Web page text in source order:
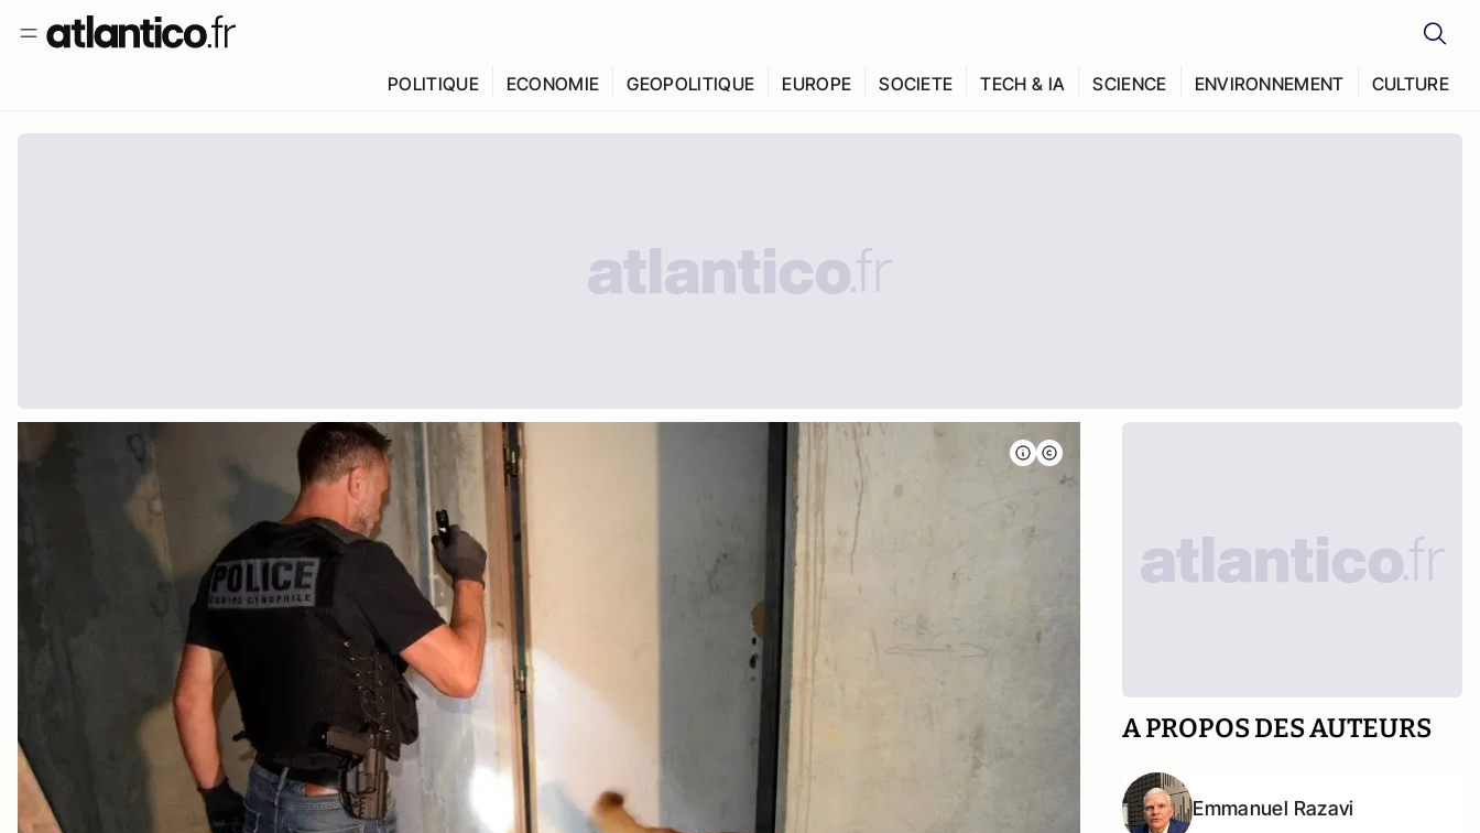
POLITIQUE ECONOMIE GEOPOLITIQUE EUROPE SOCIETE TECH & IA SCIENCE ENVIRONNEMENT CULTURE
A PROPOS DES AUTEURS
Emmanuel Razavi